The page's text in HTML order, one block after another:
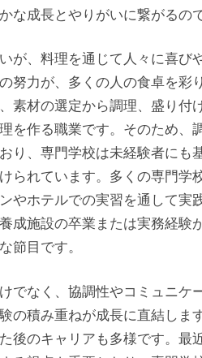
な成長とやりがいに繋がるので
が、料理を通じて人々に喜び
努力が、多くの人の食卓を彩
素材の選定から調理、盛り付
を作る職業です。そのため、
り、専門学校は未経験者にも
られています。多くの専門学
やホテルでの実習を通して実
成施設の卒業または実務経験
節目です。
でなく、協調性やコミュニケ
の積み重ねが成長に直結しま
後のキャリアも多様です。最